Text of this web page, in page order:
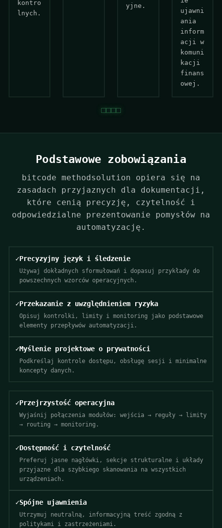
kontro
lnych.
yjne.
ujawni
ania
inform
acji w
komuni
kacji
finans
owej.
Podstawowe zobowiązania
bitcode methodsolution opiera się na
zasadach przyjaznych dla dokumentacji,
które cenią precyzję, czytelność i
odpowiedzialne prezentowanie pomysłów na
automatyzację.
✓Precyzyjny język i śledzenie
Używaj dokładnych sformułowań i dopasuj przykłady do
powszechnych wzorców operacyjnych.
✓Przekazanie z uwzględnieniem ryzyka
Opisuj kontrolki, limity i monitoring jako podstawowe
elementy przepływów automatyzacji.
✓Myślenie projektowe o prywatności
Podkreślaj kontrole dostępu, obsługę sesji i minimalne
koncepty danych.
✓Przejrzystość operacyjna
Wyjaśnij połączenia modułów: wejścia → reguły → limity
→ routing → monitoring.
✓Dostępność i czytelność
Preferuj jasne nagłówki, sekcje strukturalne i układy
przyjazne dla szybkiego skanowania na wszystkich
urządzeniach.
✓Spójne ujawnienia
Utrzymuj neutralną, informacyjną treść zgodną z
politykami i zastrzeżeniami.